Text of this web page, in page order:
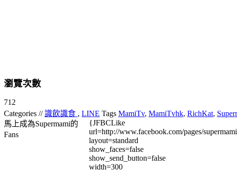
瀏覽次數
712
Categories //識飲識食 , LINE Tags MamiTv, MamiTvhk, RichKat,
馬上成為Supermami的
Fans
{JFBCLike
url=http://www.facebook.com/pages/
layout=standard
show_faces=false
show_send_button=false
width=300